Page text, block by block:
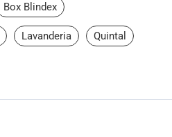
Box Blindex
Lavanderia Quintal